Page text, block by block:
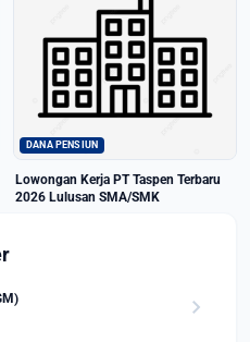
DANA PENSIUN
Lowongan Kerja PT Taspen Terbaru
2026 Lulusan SMA/SMK
chevron_right